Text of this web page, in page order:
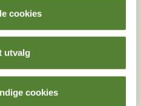
cookies
utvalg
cookies
App
appen her